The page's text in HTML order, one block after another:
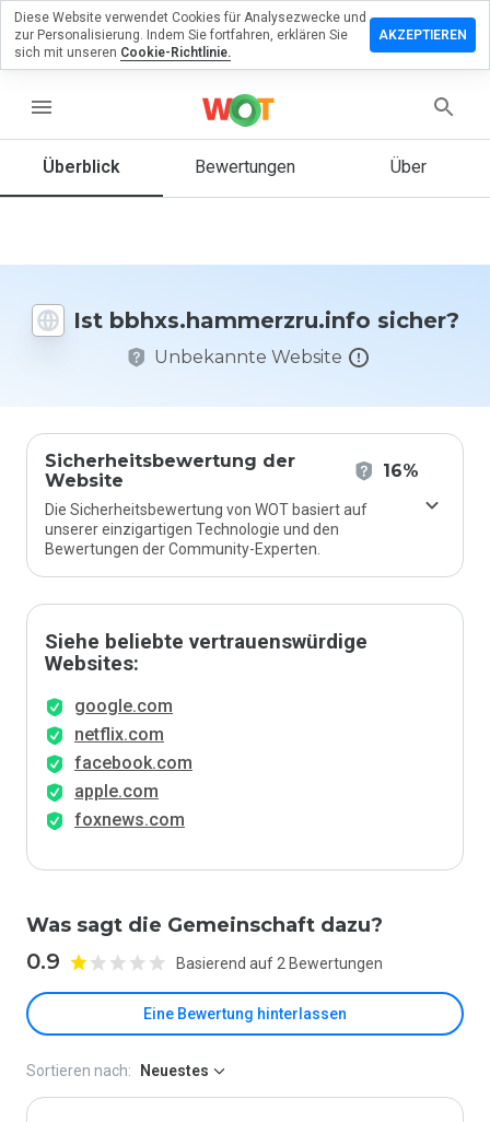
menu
Überblick Bewertungen Über
Ist bbhxs.hammerzru.info sicher?
Unbekannte Website
Sicherheitsbewertung der
Website
16%
Die Sicherheitsbewertung von WOT basiert auf
unserer einzigartigen Technologie und den
Bewertungen der Community-Experten.
Siehe beliebte vertrauenswürdige
Websites:
google.com
netflix.com
facebook.com
apple.com
foxnews.com
Was sagt die Gemeinschaft dazu?
0.9 Basierend auf 2 Bewertungen
Eine Bewertung hinterlassen
Sie eine
zu
Wie
Website
Skala von
1 bis 5
bewerten?
Sortieren nach: Neuestes
Diese Website verwendet Cookies für Analysezwecke und
zur Personalisierung. Indem Sie fortfahren, erklären Sie
sich mit unseren Cookie-Richtlinie.
AKZEPTIEREN